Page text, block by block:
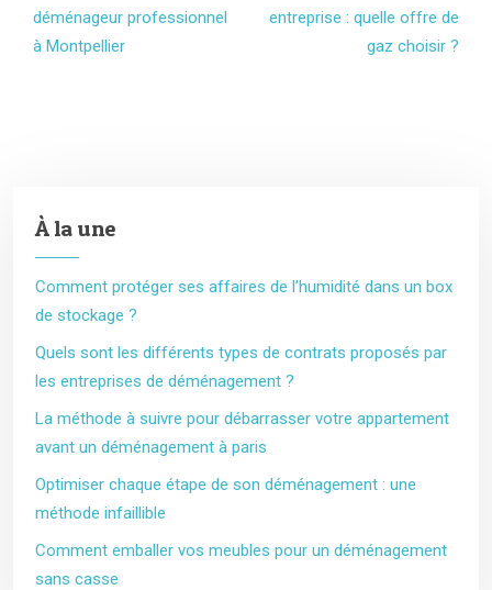
déménageur professionnel
à Montpellier
entreprise : quelle offre de
gaz choisir ?
À la une
Comment protéger ses affaires de l’humidité dans un box
de stockage ?
Quels sont les différents types de contrats proposés par
les entreprises de déménagement ?
La méthode à suivre pour débarrasser votre appartement
avant un déménagement à paris
Optimiser chaque étape de son déménagement : une
méthode infaillible
Comment emballer vos meubles pour un déménagement
sans casse